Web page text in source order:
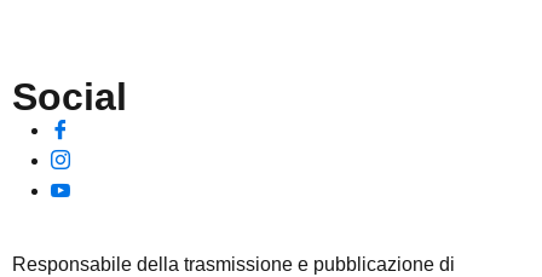
Social
Responsabile della trasmissione e pubblicazione di